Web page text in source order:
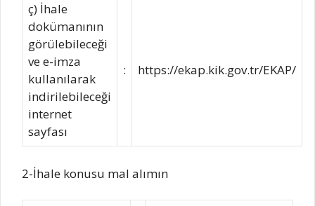
ç) İhale
dokümanının
görülebileceği
ve e-imza
kullanılarak
indirilebileceği
internet
sayfası
: https://ekap.kik.gov.tr/EKAP/
2-İhale konusu mal alımın